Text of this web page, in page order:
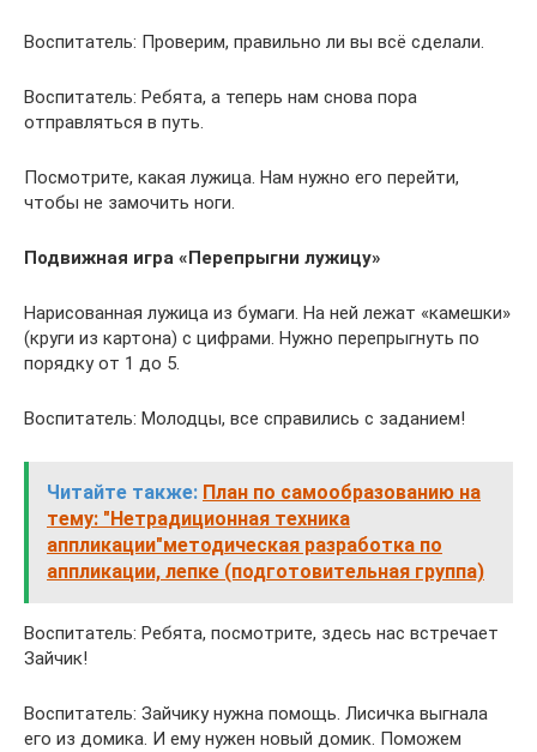
Воспитатель: Проверим, правильно ли вы всё сделали.
Воспитатель: Ребята, а теперь нам снова пора
отправляться в путь.
Посмотрите, какая лужица. Нам нужно его перейти,
чтобы не замочить ноги.
Подвижная игра «Перепрыгни лужицу»
Нарисованная лужица из бумаги. На ней лежат «камешки»
(круги из картона) с цифрами. Нужно перепрыгнуть по
порядку от 1 до 5.
Воспитатель: Молодцы, все справились с заданием!
Читайте также: План по самообразованию на
тему: "Нетрадиционная техника
аппликации"методическая разработка по
аппликации, лепке (подготовительная группа)
Воспитатель: Ребята, посмотрите, здесь нас встречает
Зайчик!
Воспитатель: Зайчику нужна помощь. Лисичка выгнала
его из домика. И ему нужен новый домик. Поможем